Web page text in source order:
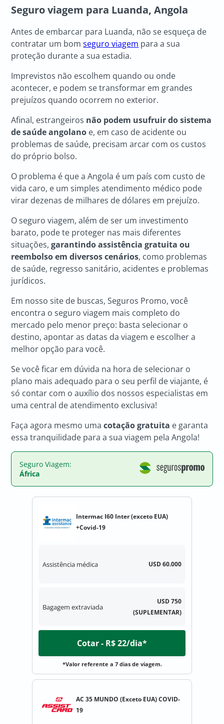
Seguro viagem para Luanda, Angola
Antes de embarcar para Luanda, não se esqueça de
contratar um bomseguro viagem para a sua
proteção durante a sua estadia.
Imprevistos não escolhem quando ou onde
acontecer, e podem se transformar em grandes
prejuízos quando ocorrem no exterior.
Afinal, estrangeiros não podem usufruir do sistema
de saúde angolano e, em caso de acidente ou
problemas de saúde, precisam arcar com os custos
do próprio bolso.
O problema é que a Angola é um país com custo de
vida caro, e um simples atendimento médico pode
virar dezenas de milhares de dólares em prejuízo.
O seguro viagem, além de ser um investimento
barato, pode te proteger nas mais diferentes
situações,garantindo assistência gratuita ou
reembolso em diversos cenários, como problemas
de saúde, regresso sanitário, acidentes e problemas
jurídicos.
Em nosso site de buscas, Seguros Promo, você
encontra o seguro viagem mais completo do
mercado pelo menor preço: basta selecionar o
destino, apontar as datas da viagem e escolher a
melhor opção para você.
Se você ficar em dúvida na hora de selecionar o
plano mais adequado para o seu perfil de viajante, é
só contar com o auxílio dos nossos especialistas em
uma central de atendimento exclusiva!
Faça agora mesmo umacotação gratuita e garanta
essa tranquilidade para a sua viagem pela Angola!
Seguro Viagem:
África
Intermac I60 Inter (exceto EUA)
+Covid-19
Assistência médica USD 60.000
Bagagem extraviada
USD 750
(SUPLEMENTAR)
Cotar - R$ 22/dia*
*Valor referente a 7 dias de viagem.
AC 35 MUNDO (Exceto EUA) COVID-
19